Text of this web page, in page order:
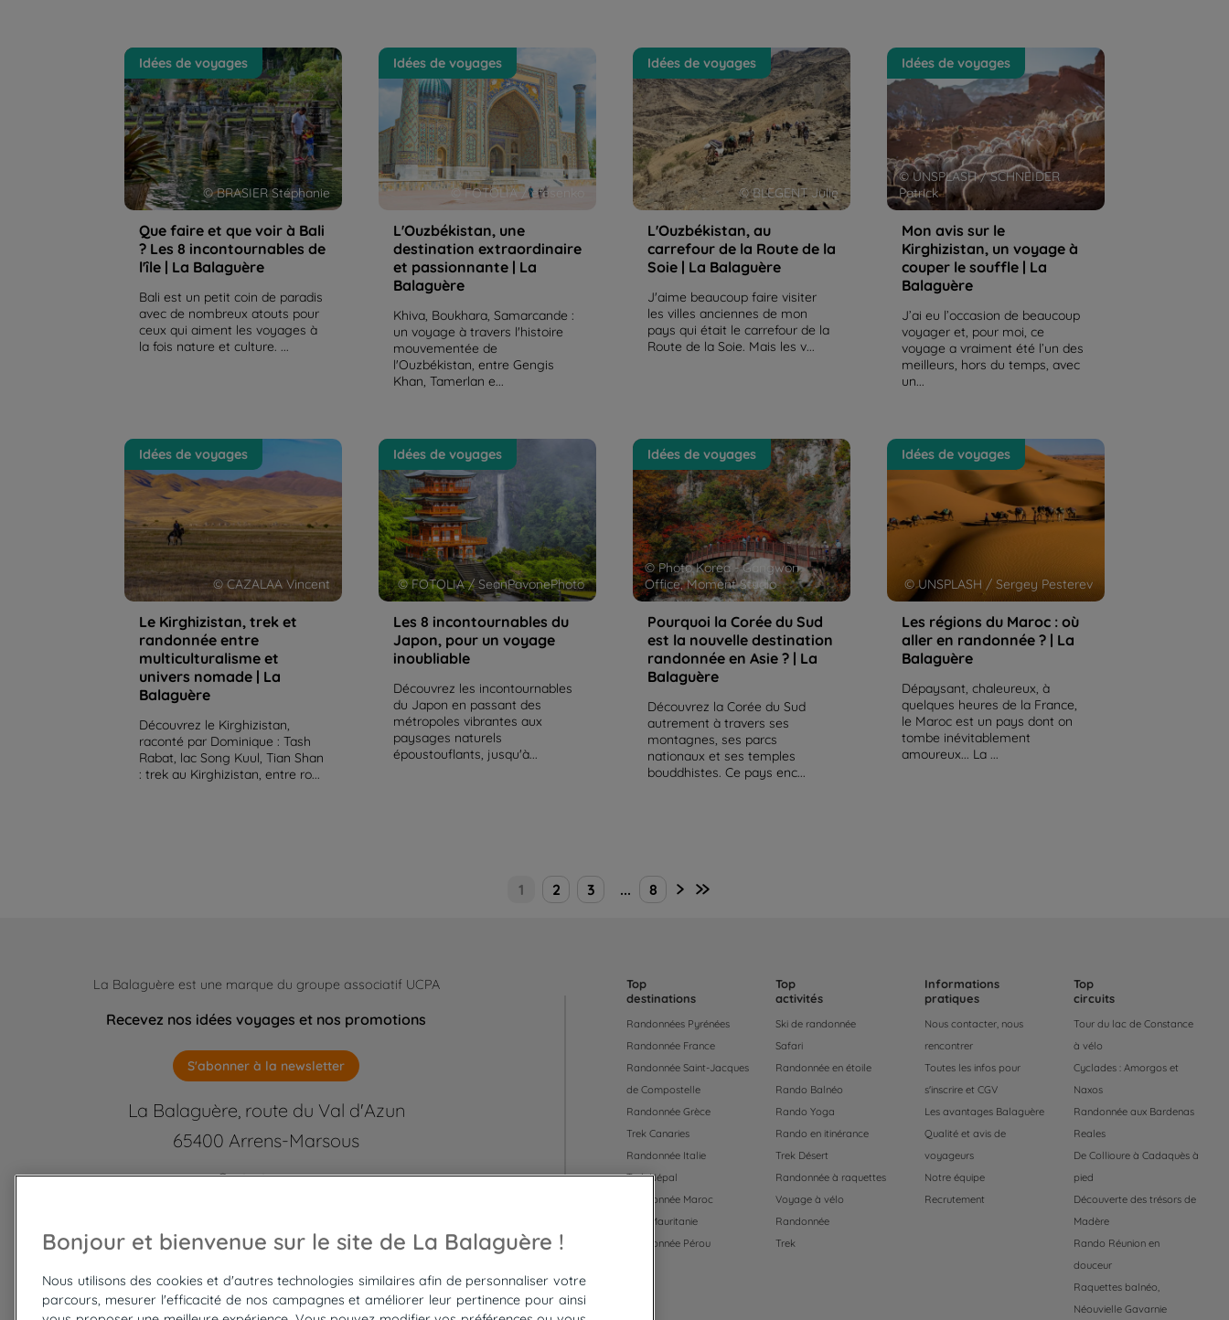
Que faire et que voir à Bali ? Les
8 incontournables de l'île | La
Balaguère
© BRASIER Stéphanie
Idées de voyages
Que faire et que voir à Bali
? Les 8 incontournables de
l'île | La Balaguère
Bali est un petit coin de paradis
avec de nombreux atouts pour
ceux qui aiment les voyages à
la fois nature et culture. ...
L'Ouzbékistan, une destination
extraordinaire et passionnante |
La Balaguère
© FOTOLIA / efesenko
Idées de voyages
L'Ouzbékistan, une
destination extraordinaire
et passionnante | La
Balaguère
Khiva, Boukhara, Samarcande :
un voyage à travers l'histoire
mouvementée de
l'Ouzbékistan, entre Gengis
Khan, Tamerlan e...
L'Ouzbékistan, au carrefour de
la Route de la Soie | La
Balaguère
© BLEGENT Julie
Idées de voyages
L'Ouzbékistan, au
carrefour de la Route de la
Soie | La Balaguère
J'aime beaucoup faire visiter
les villes anciennes de mon
pays qui était le carrefour de la
Route de la Soie. Mais les v...
Mon avis sur le Kirghizistan, un
voyage à couper le souffle | La
Balaguère
© UNSPLASH / SCHNEIDER
Patrick
Idées de voyages
Mon avis sur le
Kirghizistan, un voyage à
couper le souffle | La
Balaguère
J’ai eu l’occasion de beaucoup
voyager et, pour moi, ce
voyage a vraiment été l’un des
meilleurs, hors du temps, avec
un...
Le Kirghizistan, trek et
randonnée entre
multiculturalisme et univers
nomade | La Balaguère
© CAZALAA Vincent
Idées de voyages
Le Kirghizistan, trek et
randonnée entre
multiculturalisme et
univers nomade | La
Balaguère
Découvrez le Kirghizistan,
raconté par Dominique : Tash
Rabat, lac Song Kuul, Tian Shan
: trek au Kirghizistan, entre ro...
Les 8 incontournables du
Japon, pour un voyage
inoubliable
© FOTOLIA / SeanPavonePhoto
Idées de voyages
Les 8 incontournables du
Japon, pour un voyage
inoubliable
Découvrez les incontournables
du Japon en passant des
métropoles vibrantes aux
paysages naturels
époustouflants, jusqu'à...
Pourquoi la Corée du Sud est la
nouvelle destination randonnée
en Asie ? | La Balaguère
© Photo Korea - Gangwon
Office, Moment Studio
Idées de voyages
Pourquoi la Corée du Sud
est la nouvelle destination
randonnée en Asie ? | La
Balaguère
Découvrez la Corée du Sud
autrement à travers ses
montagnes, ses parcs
nationaux et ses temples
bouddhistes. Ce pays enc...
Les régions du Maroc : où aller
en randonnée ? | La Balaguère
© UNSPLASH / Sergey Pesterev
Idées de voyages
Les régions du Maroc : où
aller en randonnée ? | La
Balaguère
Dépaysant, chaleureux, à
quelques heures de la France,
le Maroc est un pays dont on
tombe inévitablement
amoureux... La ...
1 2 3 ... 8
La Balaguère est une marque du groupe associatif UCPA
Recevez nos idées voyages et nos promotions
S'abonner à la newsletter
La Balaguère, route du Val d'Azun
65400 Arrens-Marsous
Contactez-nous
05 62 97 46 46 ou 01 85 23 92 55
Top
destinations
Randonnées Pyrénées
Randonnée France
Randonnée Saint-Jacques
de Compostelle
Randonnée Grèce
Trek Canaries
Randonnée Italie
Trek Népal
Randonnée Maroc
Trek Mauritanie
Randonnée Pérou
Top
activités
Ski de randonnée
Safari
Randonnée en étoile
Rando Balnéo
Rando Yoga
Rando en itinérance
Trek Désert
Randonnée à raquettes
Voyage à vélo
Randonnée
Trek
Informations
pratiques
Nous contacter, nous
rencontrer
Toutes les infos pour
s'inscrire et CGV
Les avantages Balaguère
Qualité et avis de
voyageurs
Notre équipe
Recrutement
Top
circuits
Tour du lac de Constance
à vélo
Cyclades : Amorgos et
Naxos
Randonnée aux Bardenas
Reales
De Collioure à Cadaquès à
pied
Découverte des trésors de
Madère
Rando Réunion en
douceur
Raquettes balnéo,
Néouvielle Gavarnie
Bonjour et bienvenue sur le site de La Balaguère !
Nous utilisons des cookies et d'autres technologies similaires afin de personnaliser votre
parcours, mesurer l'efficacité de nos campagnes et améliorer leur pertinence pour ainsi